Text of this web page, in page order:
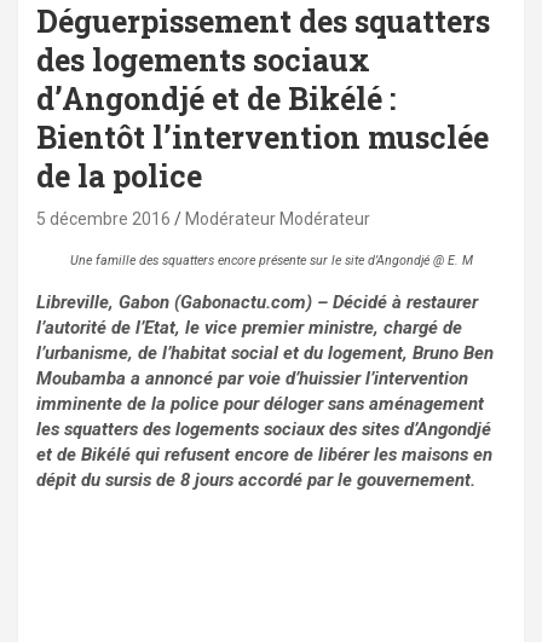
Déguerpissement des squatters
des logements sociaux
d’Angondjé et de Bikélé :
Bientôt l’intervention musclée
de la police
5 décembre 2016 Modérateur Modérateur
Une famille des squatters encore présente sur le site d’Angondjé @ E. M
Libreville, Gabon (Gabonactu.com) – Décidé à restaurer
l’autorité de l’Etat, le vice premier ministre, chargé de
l’urbanisme, de l’habitat social et du logement, Bruno Ben
Moubamba a annoncé par voie d’huissier l’intervention
imminente de la police pour déloger sans aménagement
les squatters des logements sociaux des sites d’Angondjé
et de Bikélé qui refusent encore de libérer les maisons en
dépit du sursis de 8 jours accordé par le gouvernement.